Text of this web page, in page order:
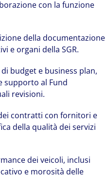
con la funzione
della documentazione
e organi della SGR.
budget e business plan,
supporto al Fund
revisioni.
contratti con fornitori e
della qualità dei servizi
dei veicoli, inclusi
e morosità delle
so are our clients'
diversified
investment
expert-led and
show you how we
– and seize it.